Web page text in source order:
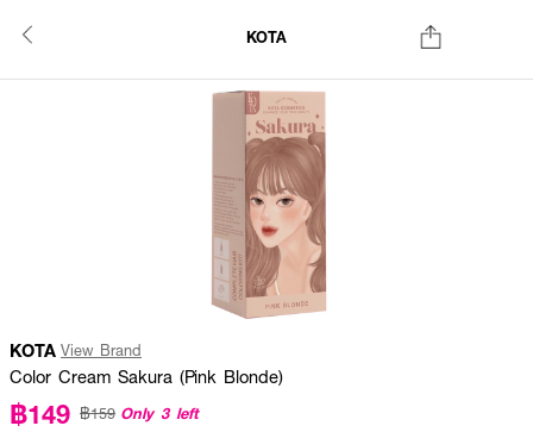
KOTA
KOTA View Brand
Color Cream Sakura (Pink Blonde)
฿149 ฿159 Only 3 left